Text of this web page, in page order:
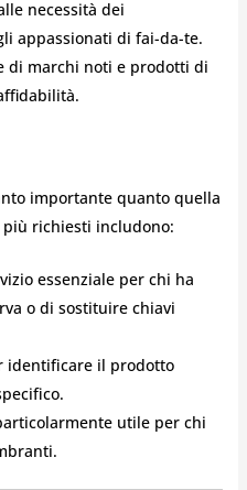
necessità dei
appassionati di fai-da-te.
di marchi noti e prodotti di
importante quanto quella
richiesti includono:
essenziale per chi ha
o di sostituire chiavi
identificare il prodotto
utile per chi